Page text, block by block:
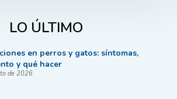
LO ÚLTIMO
en perros y gatos: síntomas,
y qué hacer
de 2026